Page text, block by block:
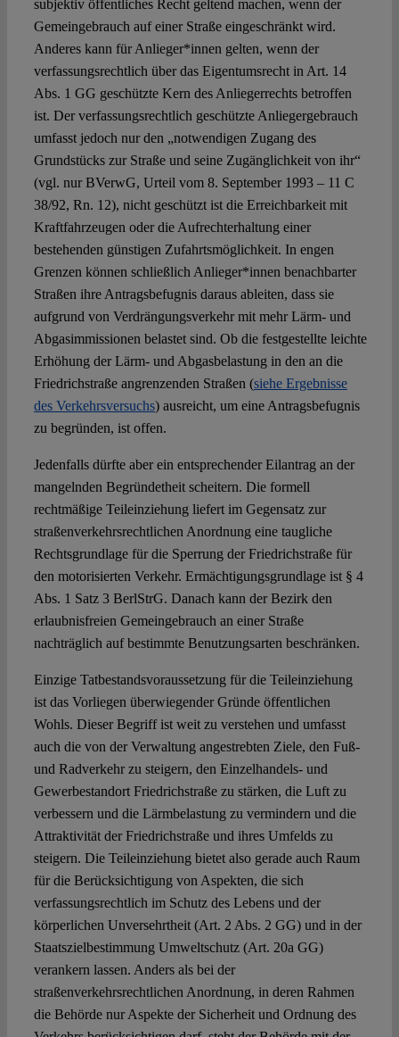
subjektiv öffentliches Recht geltend machen, wenn der
Gemeingebrauch auf einer Straße eingeschränkt wird.
Anderes kann für Anlieger*innen gelten, wenn der
verfassungsrechtlich über das Eigentumsrecht in Art. 14
Abs. 1 GG geschützte Kern des Anliegerrechts betroffen
ist. Der verfassungsrechtlich geschützte Anliegergebrauch
umfasst jedoch nur den „notwendigen Zugang des
Grundstücks zur Straße und seine Zugänglichkeit von ihr“
(vgl. nur BVerwG, Urteil vom 8. September 1993 – 11 C
38/92, Rn. 12), nicht geschützt ist die Erreichbarkeit mit
Kraftfahrzeugen oder die Aufrechterhaltung einer
bestehenden günstigen Zufahrtsmöglichkeit. In engen
Grenzen können schließlich Anlieger*innen benachbarter
Straßen ihre Antragsbefugnis daraus ableiten, dass sie
aufgrund von Verdrängungsverkehr mit mehr Lärm- und
Abgasimmissionen belastet sind. Ob die festgestellte leichte
Erhöhung der Lärm- und Abgasbelastung in den an die
Friedrichstraße angrenzenden Straßen (siehe Ergebnisse
des Verkehrsversuchs) ausreicht, um eine Antragsbefugnis
zu begründen, ist offen.
Jedenfalls dürfte aber ein entsprechender Eilantrag an der
mangelnden Begründetheit scheitern. Die formell
rechtmäßige Teileinziehung liefert im Gegensatz zur
straßenverkehrsrechtlichen Anordnung eine taugliche
Rechtsgrundlage für die Sperrung der Friedrichstraße für
den motorisierten Verkehr. Ermächtigungsgrundlage ist § 4
Abs. 1 Satz 3 BerlStrG. Danach kann der Bezirk den
erlaubnisfreien Gemeingebrauch an einer Straße
nachträglich auf bestimmte Benutzungsarten beschränken.
Einzige Tatbestandsvoraussetzung für die Teileinziehung
ist das Vorliegen überwiegender Gründe öffentlichen
Wohls. Dieser Begriff ist weit zu verstehen und umfasst
auch die von der Verwaltung angestrebten Ziele, den Fuß-
und Radverkehr zu steigern, den Einzelhandels- und
Gewerbestandort Friedrichstraße zu stärken, die Luft zu
verbessern und die Lärmbelastung zu vermindern und die
Attraktivität der Friedrichstraße und ihres Umfelds zu
steigern. Die Teileinziehung bietet also gerade auch Raum
für die Berücksichtigung von Aspekten, die sich
verfassungsrechtlich im Schutz des Lebens und der
körperlichen Unversehrtheit (Art. 2 Abs. 2 GG) und in der
Staatszielbestimmung Umweltschutz (Art. 20a GG)
verankern lassen. Anders als bei der
straßenverkehrsrechtlichen Anordnung, in deren Rahmen
die Behörde nur Aspekte der Sicherheit und Ordnung des